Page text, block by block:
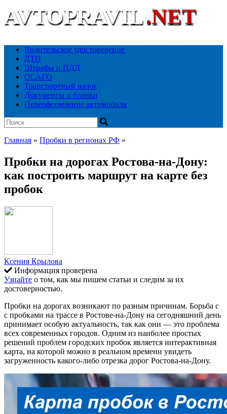
AVTOPRAVIL.NET
Водительское удостоверение
ДТП
Штрафы и ПДД
ОСАГО
Транспортный налог
Документы и бланки
Переоформление автомобиля
Главная » Пробки в регионах РФ »
Пробки на дорогах Ростова-на-Дону:
как построить маршрут на карте без
пробок
Ксения Крылова
Информация проверена
Узнайте о том, как мы пишем статьи и следим за их
достоверностью.
Пробки на дорогах возникают по разным причинам. Борьба с
с пробками на трассе в Ростове-на-Дону на сегодняшний день
принимает особую актуальность, так как они — это проблема
всех современных городов. Одним из наиболее простых
решений проблем городских пробок является интерактивная
карта, на которой можно в реальном времени увидеть
загруженность какого-либо отрезка дорог Ростова-на-Дону.